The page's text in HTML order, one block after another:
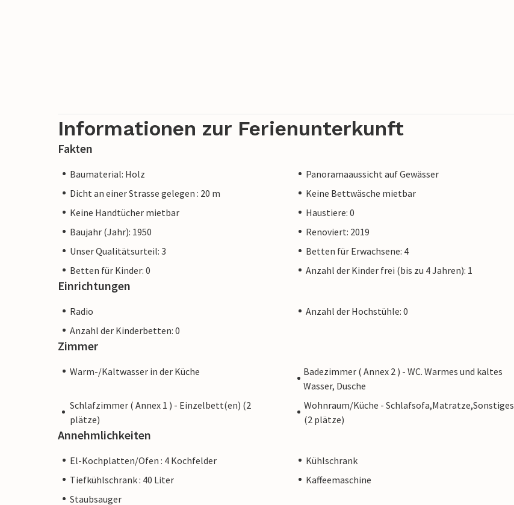
Informationen zur Ferienunterkunft
Fakten
Baumaterial: Holz
Panoramaaussicht auf Gewässer
Dicht an einer Strasse gelegen : 20 m
Keine Bettwäsche mietbar
Keine Handtücher mietbar
Haustiere: 0
Baujahr (Jahr): 1950
Renoviert: 2019
Unser Qualitätsurteil: 3
Betten für Erwachsene: 4
Betten für Kinder: 0
Anzahl der Kinder frei (bis zu 4 Jahren): 1
Einrichtungen
Radio
Anzahl der Hochstühle: 0
Anzahl der Kinderbetten: 0
Zimmer
Warm-/Kaltwasser in der Küche
Badezimmer ( Annex 2 ) - WC. Warmes und kaltes
Wasser, Dusche
Schlafzimmer ( Annex 1 ) - Einzelbett(en) (2
plätze)
Wohnraum/Küche - Schlafsofa,Matratze,Sonstiges
(2 plätze)
Annehmlichkeiten
El-Kochplatten/Ofen : 4 Kochfelder
Kühlschrank
Tiefkühlschrank : 40 Liter
Kaffeemaschine
Staubsauger